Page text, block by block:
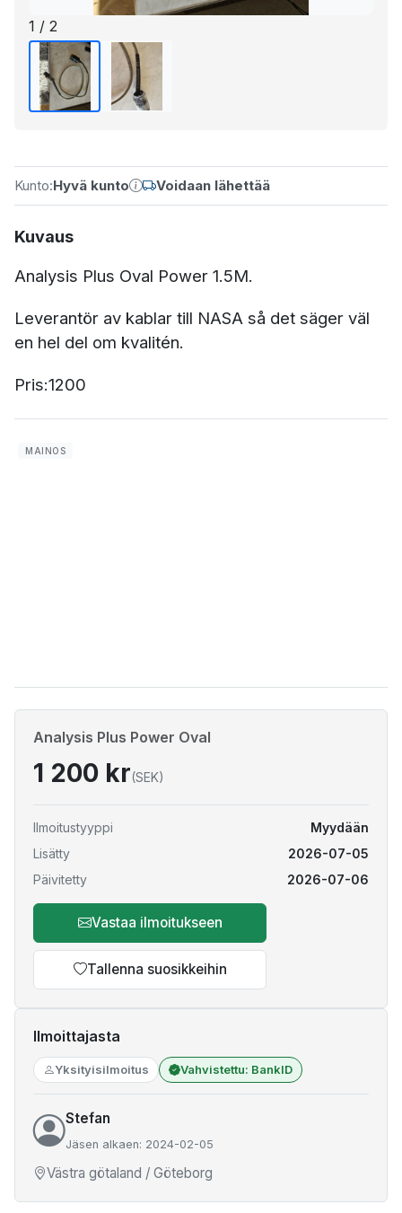
1 / 2
Kunto:Hyvä kunto Voidaan lähettää
Kuvaus
Analysis Plus Oval Power 1.5M.
Leverantör av kablar till NASA så det säger väl
en hel del om kvalitén.
Pris:1200
Analysis Plus Power Oval
1 200 kr(SEK)
Ilmoitustyyppi
Myydään
Lisätty
2026-07-05
Päivitetty
2026-07-06
Vastaa ilmoitukseen
Tallenna suosikkeihin
Ilmoittajasta
Yksityisilmoitus Vahvistettu: BankID
Stefan
Jäsen alkaen: 2024-02-05
Västra götaland / Göteborg